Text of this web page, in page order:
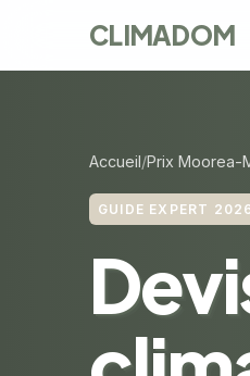
CLIMADOM
Accueil Prix Moorea-
GUIDE EXPERT